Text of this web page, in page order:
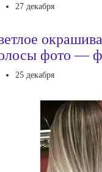
27 декабря
фото —
25 декабря